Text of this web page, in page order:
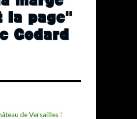
de Versailles !